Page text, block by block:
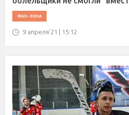
ФАН-ЗОНА
9 апреля'21 | 15:12